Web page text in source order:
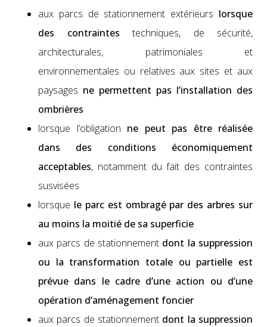
aux parcs de sta­tion­nement extérieurs lorsque
des con­traintes tech­niques, de sécu­rité,
archi­tec­turales, pat­ri­mo­ni­ales et
envi­ron­nemen­tales ou rel­a­tives aux sites et aux
paysages ne per­me­t­tent pas l’installation des
ombrières
lorsque l’obligation ne peut pas être réal­isée
dans des con­di­tions économique­ment
accept­a­bles, notam­ment du fait des con­traintes
susvisées
lorsque le parc est ombragé par des arbres sur
au moins la moitié de sa super­fi­cie
aux parcs de sta­tion­nement dont la sup­pres­sion
ou la trans­for­ma­tion totale ou par­tielle est
prévue dans le cadre d’une action ou d’une
opéra­tion d’aménagement fonci­er
aux parcs de sta­tion­nement dont la sup­pres­sion